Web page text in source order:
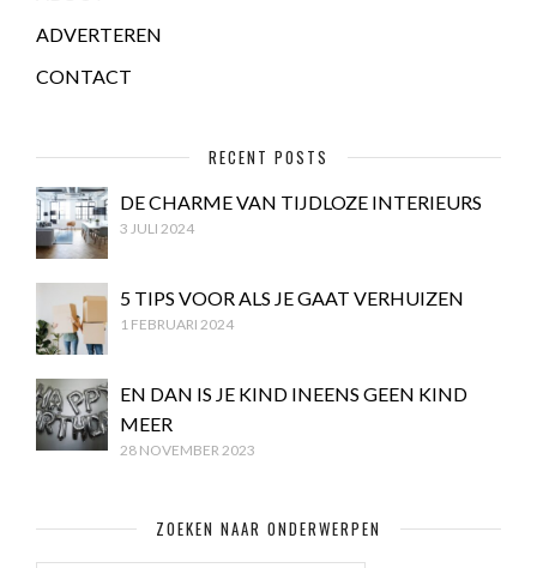
ADVERTEREN
CONTACT
RECENT POSTS
DE CHARME VAN TIJDLOZE INTERIEURS
3 JULI 2024
5 TIPS VOOR ALS JE GAAT VERHUIZEN
1 FEBRUARI 2024
EN DAN IS JE KIND INEENS GEEN KIND
MEER
28 NOVEMBER 2023
ZOEKEN NAAR ONDERWERPEN